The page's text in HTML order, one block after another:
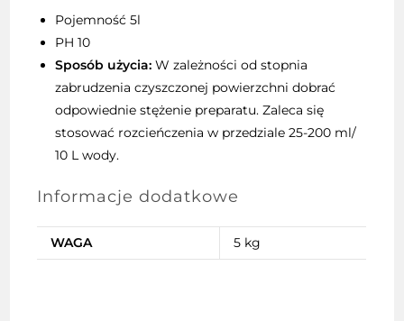
Pojemność 5l
PH 10
Sposób użycia:W zależności od stopnia
zabrudzenia czyszczonej powierzchni dobrać
odpowiednie stężenie preparatu. Zaleca się
stosować rozcieńczenia w przedziale 25-200 ml/
10 L wody.
Informacje dodatkowe
WAGA 5 kg